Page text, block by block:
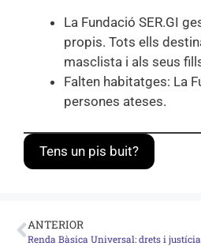
La Fundació SER.GI
propis. Tots ells
masclista i als seus
Falten habitatges: La
persones ateses.
Tens un pis buit?
ANTERIOR
Renda Bàsica Universal: drets i